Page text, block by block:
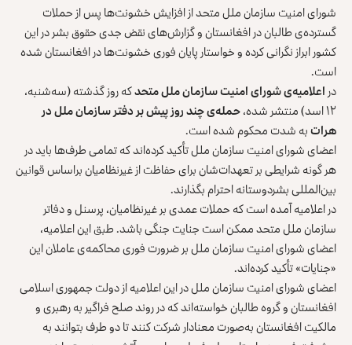
شورای امنیت سازمان ملل متحد از افزایش خشونت‌ها پس از حملات
گسترده‌ی طالبان در افغانستان و گزارش‌های نقض جدی حقوق بشر در این
کشور ابراز نگرانی کرده و خواستار پایان فوری خشونت‌ها در افغانستان شده
است.
دراعلامیه‌ی شورای امنیت سازمان ملل متحدکه روز گذشته (سه‌شنبه،
۱۲ اسد) منتشر شده،
حمله‌ی چند روز پیش بر دفتر سازمان ملل در
هراتبه شدت محکوم شده است.
اعضای شورای امنیت سازمان ملل تأکید کرده‌اند که تمامی طرف‌ها باید در
هر گونه شرایطی بر تعهدات‌شان برای حفاظت از غیرنظامیان براساس قوانین
بین‌المللی بشردوستانه احترام بگذارند.
در اعلامیه آمده است که حملات عمدی بر غیرنظامیان، پرسنل و دفاتر
سازمان ملل متحد ممکن است جنایت جنگی باشد. طبق این اعلامیه،
اعضای شورای امنیت سازمان ملل بر ضرورت فوری محاکمه‌ی عاملان این
«جنایات» تأکید کرده‌اند.
اعضای شورای امنیت سازمان ملل در این اعلامیه از دولت جمهوری اسلامی
افغانستان و گروه طالبان خواسته‌اند که در روند صلح فراگیر به رهبری و
مالکیت افغانستان به‌صورت معنادار شرکت کنند تا دو طرف بتوانند به